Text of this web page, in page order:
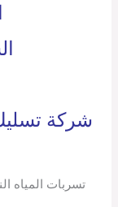
شركة
تسربات المياه